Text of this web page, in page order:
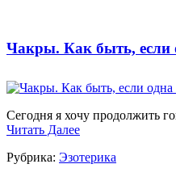
Чакры. Как быть, если
Сегодня я хочу продолжить
Читать Далее
Рубрика: Эзотерика